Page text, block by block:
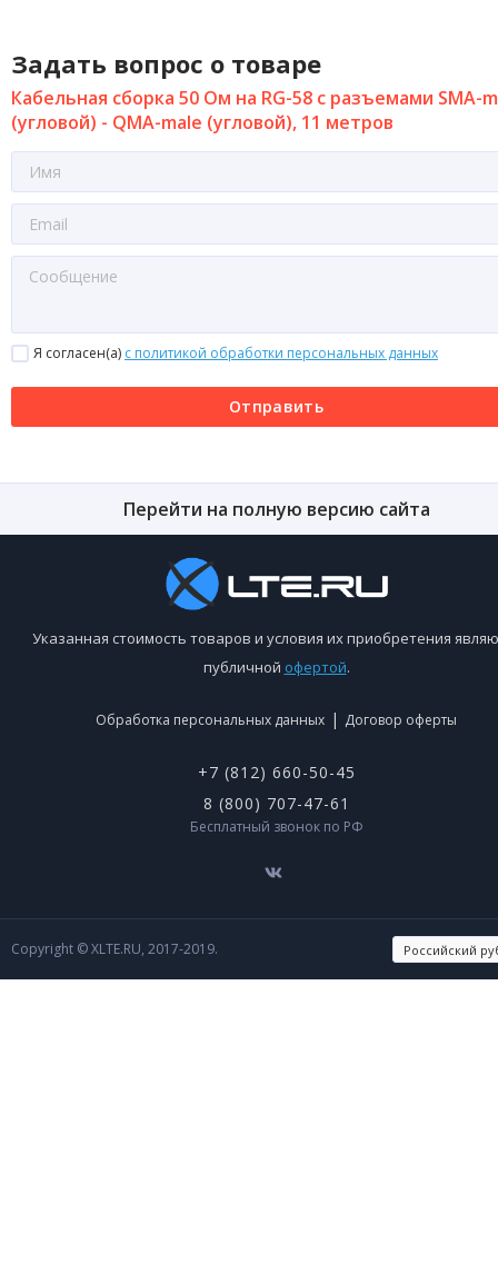
Задать вопрос о товаре
Кабельная сборка 50 Ом на RG-58 с разъемами SMA-
(угловой) - QMA-male (угловой), 11 метров
Я согласен(a) с политикой обработки персональных данных
Отправить
Перейти на полную версию сайта
Указанная стоимость товаров и условия их приобретения
публичной офертой.
Обработка персональных данных | Договор оферты
+7 (812) 660-50-45
8 (800) 707-47-61
Бесплатный звонок по РФ
Copyright © XLTE.RU, 2017-2019.